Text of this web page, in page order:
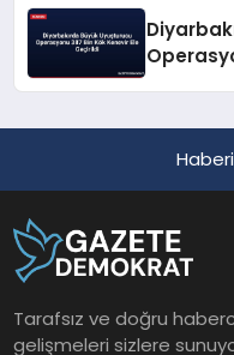
Tarafsız ve doğru
gelişmeleri sizlere